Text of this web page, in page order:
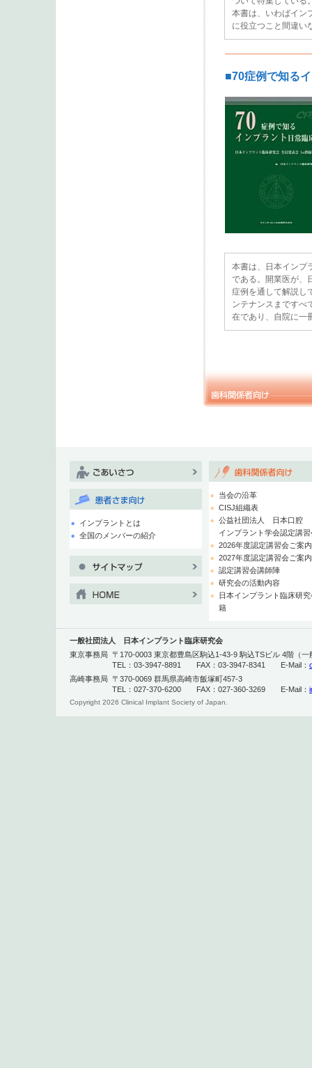
本書は、いわばイン
に役立つこと間違い
■70症例で知る
本書は、日本インプ
である。開業医が、
症例を通して解説し
ンテナンスまですべ
在であり、自院に一
インプラントとは
全国のメンバーの紹介
当会の沿革
CISJ組織表
公益社団法人 日本口腔
インプラント学会認定講
2026年度認定講習会ご案内
2027年度認定講習会ご案内
認定講習会講師陣
研究会の活動内容
日本インプラント臨床研
籍
一般社団法人 日本インプラント臨床研究会
東京事務局 〒170-0003 東京都豊島区駒込1-43-9 駒込TSビル 4階（
TEL：03-3947-8891 FAX：03-3947-8341 E-Mail：
高崎事務局 〒370-0069 群馬県高崎市飯塚町457-3
TEL：027-370-6200 FAX：027-360-3269 E-Mail：
Copyright 2026 Clinical Implant Society of Japan.